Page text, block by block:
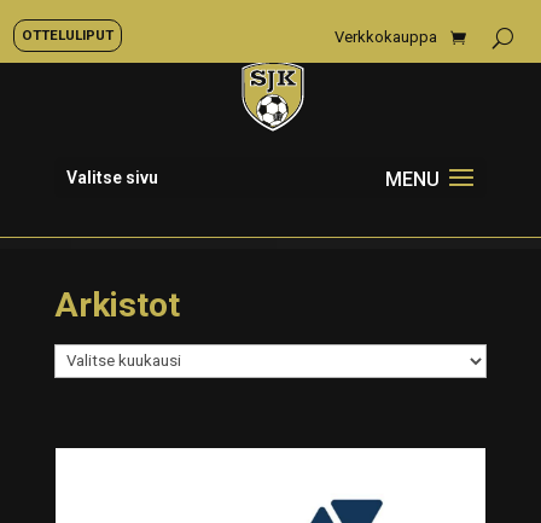
OTTELULIPUT Verkkokauppa
Valitse sivu
Arkistot
Arkistot